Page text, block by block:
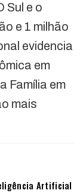
Sul e o
e 1 milhão
evidencia
em
Família em
mais
Artificial